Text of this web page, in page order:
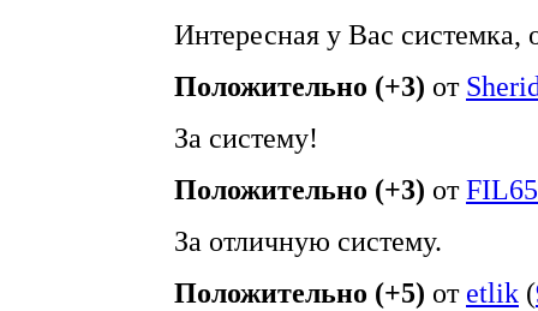
Интересная у Вас системка,
Положительно (+3) от
За систему!
Положительно (+3) отFIL65
За отличную систему.
Положительно (+5) от etlik (